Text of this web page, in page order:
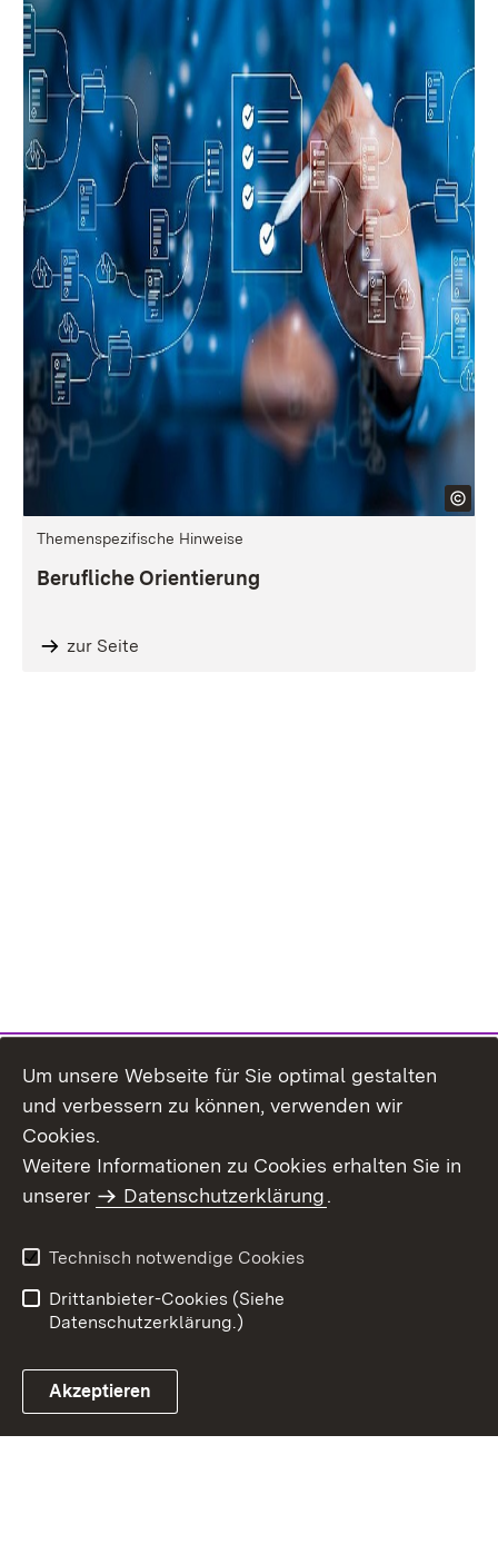
Themenspezifische Hinweise
Berufliche Orientierung
zur Seite
Benutzungshinweise
Erklärung zur
Um unsere Webseite für Sie optimal gestalten
und verbessern zu können, verwenden wir
Cookies.
Weitere Informationen zu Cookies erhalten Sie in
unserer
Datenschutzerklärung.
Technisch notwendige Cookies
Drittanbieter-Cookies (Siehe
Datenschutzerklärung.)
Akzeptieren